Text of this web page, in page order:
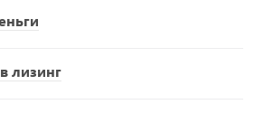
лизинг